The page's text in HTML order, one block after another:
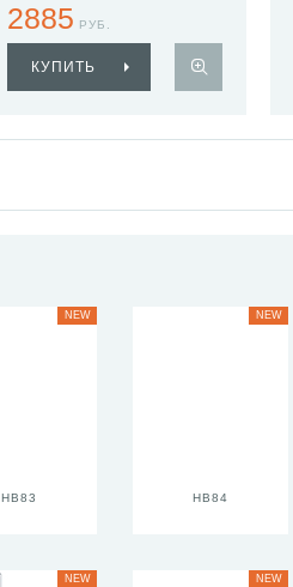
2885 РУБ.
КУПИТЬ
HB83
NEW
HB84
NEW
NEW NEW